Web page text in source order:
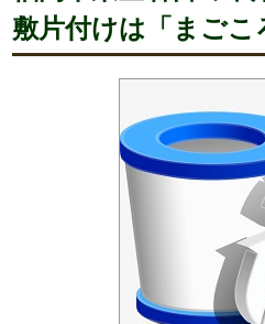
敷片付けは「まごこ